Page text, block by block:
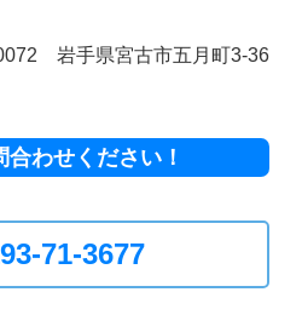
岩手県宮古市五月町3-36
わせください！
71-3677